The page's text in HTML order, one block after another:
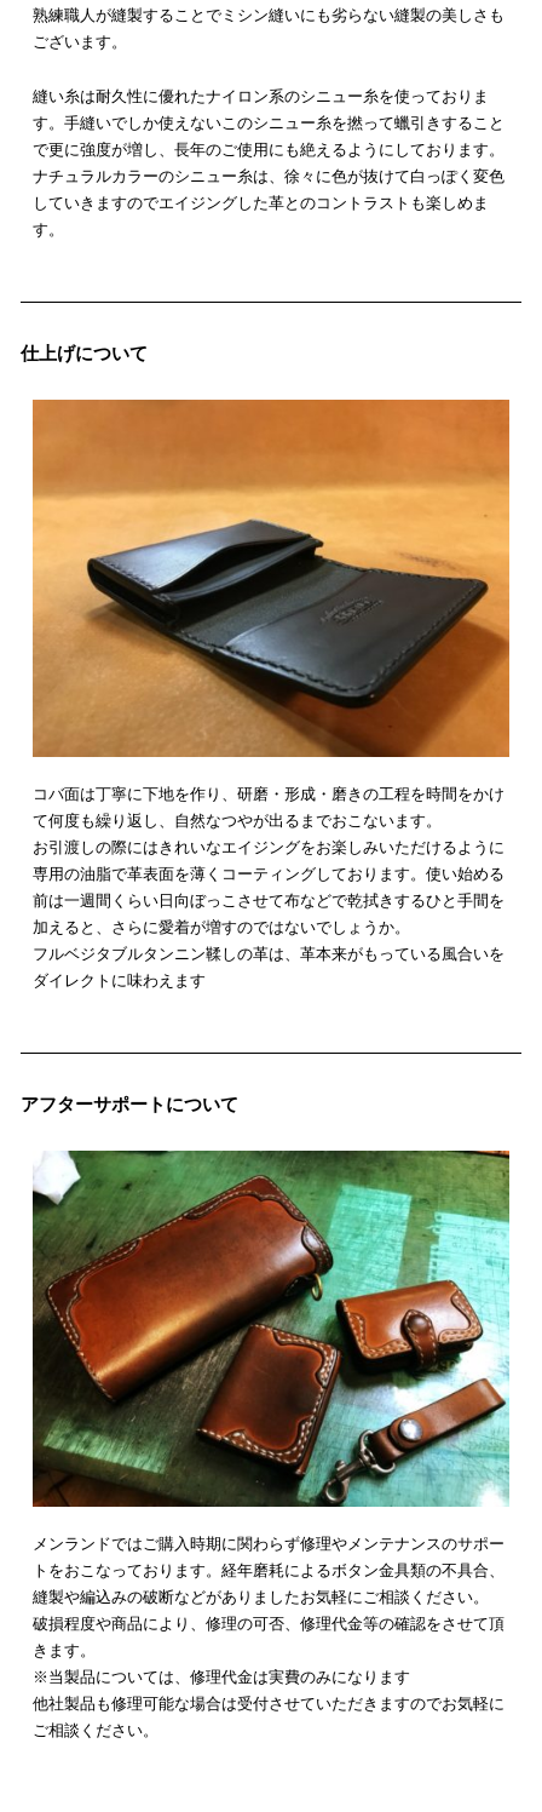
熟練職人が縫製することでミシン縫いにも劣らない縫製の美しさも
ございます。
縫い糸は耐久性に優れたナイロン系のシニュー糸を使っておりま
す。手縫いでしか使えないこのシニュー糸を撚って蠟引きすること
で更に強度が増し、長年のご使用にも絶えるようにしております。
ナチュラルカラーのシニュー糸は、徐々に色が抜けて白っぽく変色
していきますのでエイジングした革とのコントラストも楽しめま
す。
仕上げについて
コバ面は丁寧に下地を作り、研磨・形成・磨きの工程を時間をかけ
て何度も繰り返し、自然なつやが出るまでおこないます。
お引渡しの際にはきれいなエイジングをお楽しみいただけるように
専用の油脂で革表面を薄くコーティングしております。使い始める
前は一週間くらい日向ぼっこさせて布などで乾拭きするひと手間を
加えると、さらに愛着が増すのではないでしょうか。
フルベジタブルタンニン鞣しの革は、革本来がもっている風合いを
ダイレクトに味わえます
アフターサポートについて
メンランドではご購入時期に関わらず修理やメンテナンスのサポー
トをおこなっております。経年磨耗によるボタン金具類の不具合、
縫製や編込みの破断などがありましたお気軽にご相談ください。
破損程度や商品により、修理の可否、修理代金等の確認をさせて頂
きます。
※当製品については、修理代金は実費のみになります
他社製品も修理可能な場合は受付させていただきますのでお気軽に
ご相談ください。